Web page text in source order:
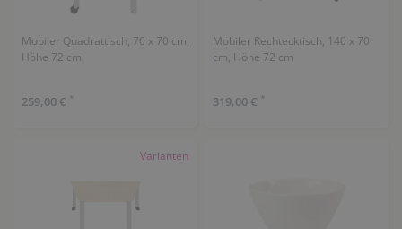
Mobiler Quadrattisch, 70 x 70 cm,
Höhe 72 cm
259,00 € *
Mobiler Rechtecktisch, 140 x 70
cm, Höhe 72 cm
319,00 € *
Varianten